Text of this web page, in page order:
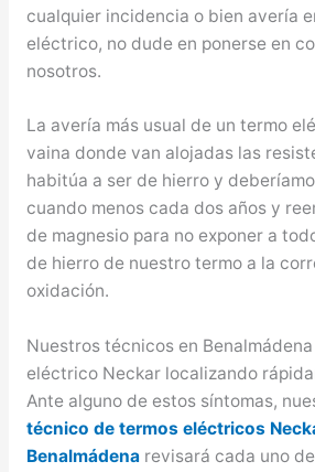
cualquier incidencia o bien avería
eléctrico, no dude en ponerse en
nosotros.
La avería más usual de un termo
vaina donde van alojadas las
habitúa a ser de hierro y
cuando menos cada dos años y
de magnesio para no exponer a
de hierro de nuestro termo a la
oxidación.
Nuestros técnicos en
eléctrico Neckar localizando
Ante alguno de estos síntomas,
técnico de termos eléctricos
Benalmádenarevisará cada uno